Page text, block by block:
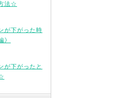
法☆
が下がった時
》
が下がったと